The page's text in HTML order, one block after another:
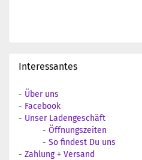
Interessantes
- Über uns
- Facebook
- Unser Ladengeschäft
- Öffnungszeiten
- So findest Du uns
- Zahlung + Versand